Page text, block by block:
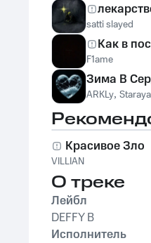
satti slayed
Как в
F1ame
Зима В
ARKLy,
Красивое Зло
VILLIAN
О треке
Лейбл
DEFFY B
Исполнитель